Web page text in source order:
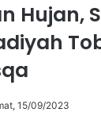
Hujan,
15/09/2023